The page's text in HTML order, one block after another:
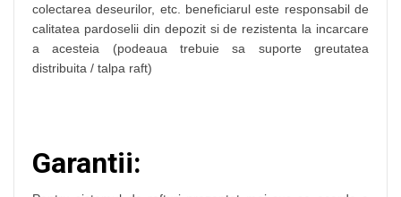
colectarea deseurilor, etc. beneficiarul este responsabil de
calitatea pardoselii din depozit si de rezistenta la incarcare
a acesteia (podeaua trebuie sa suporte greutatea
distribuita / talpa raft)
Garantii: